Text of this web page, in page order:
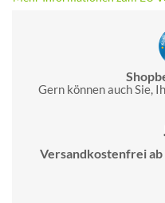
Gern können auch Sie,
Versandkostenfrei